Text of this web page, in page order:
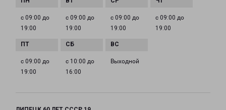
с 09:00 до
19:00
с 09:00 до
19:00
с 09:00 до
19:00
с 09:00 до
19:00
с 09:00 до
19:00
с 10:00 до
16:00
Выходной